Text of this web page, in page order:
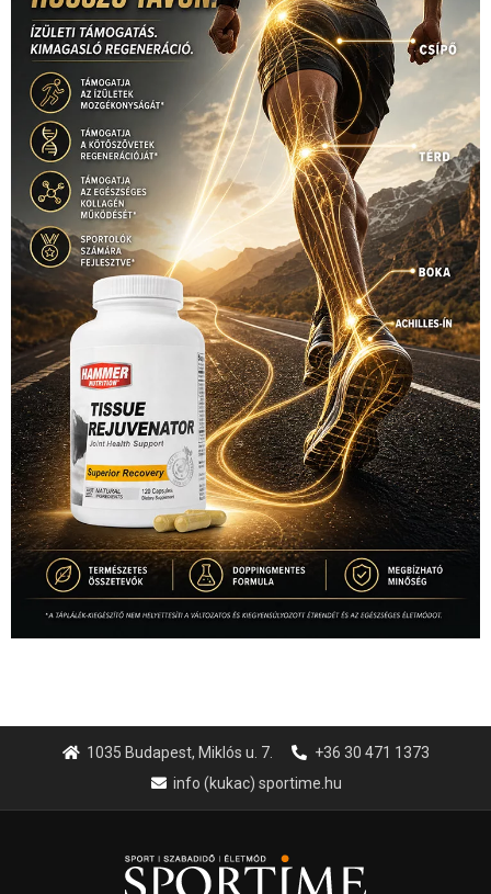
1035 Budapest, Miklós u. 7.
+36 30 471 1373
info (kukac) sportime.hu